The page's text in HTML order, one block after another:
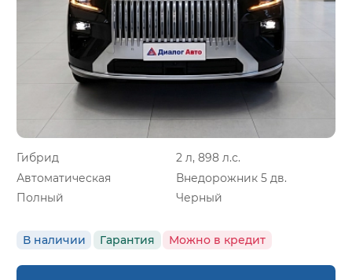
Гибрид
2 л, 898 л.с.
Автоматическая
Внедорожник 5 дв.
Полный
Черный
В наличии Гарантия Можно в кредит